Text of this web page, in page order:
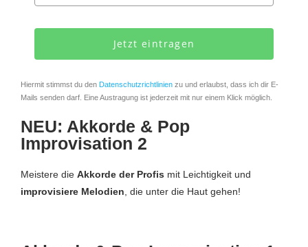
Jetzt eintragen
Hiermit stimmst du den Datenschutzrichtlinien zu und erlaubst, dass ich dir E-
Mails senden darf. Eine Austragung ist jederzeit mit nur einem Klick möglich.
NEU: Akkorde & Pop
Improvisation 2
Meistere die Akkorde der Profis mit Leichtigkeit und
improvisiere Melodien , die unter die Haut gehen!